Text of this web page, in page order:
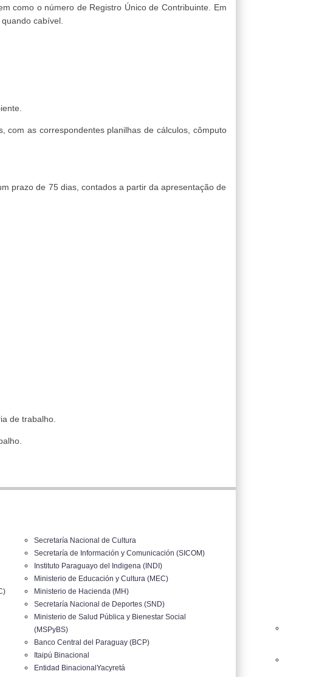
como o número de Registro Único de Contribuinte. Em
cabível.
com as correspondentes planilhas de cálculos, cômputo
prazo de 75 dias, contados a partir da apresentação de
de trabalho.
Secretaría Nacional de Cultura
Secretaría de Información y Comunicación (SICOM)
Instituto Paraguayo del Indigena (INDI)
Ministerio de Educación y Cultura (MEC)
Ministerio de Hacienda (MH)
Secretaría Nacional de Deportes (SND)
Ministerio de Salud Pública y Bienestar Social
(MSPyBS)
Banco Central del Paraguay (BCP)
Itaipú Binacional
Entidad BinacionalYacyretá